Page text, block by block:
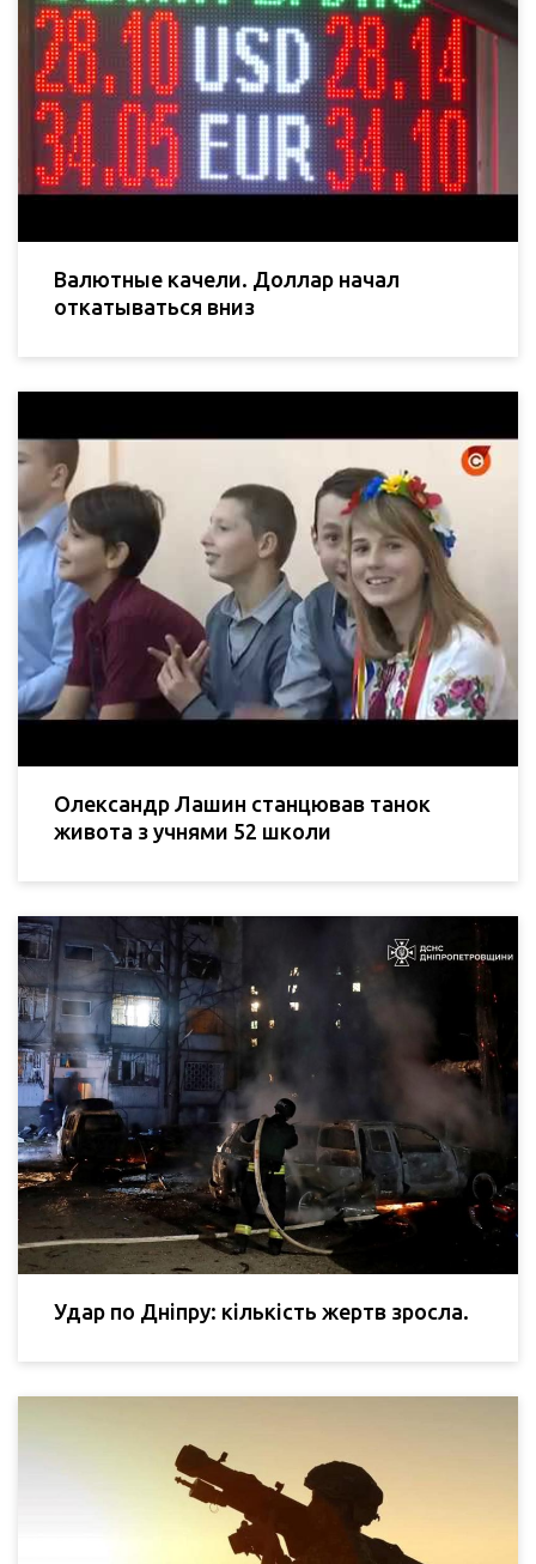
Валютные качели. Доллар начал
откатываться вниз
Олександр Лашин станцював танок
живота з учнями 52 школи
Удар по Дніпру: кількість жертв зросла.